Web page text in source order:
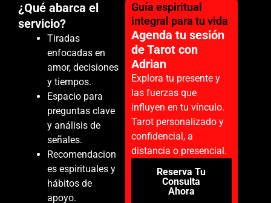
¿Qué abarca el
servicio?
Tiradas
enfocadas en
amor, decisiones
y tiempos.
Espacio para
preguntas clave
y análisis de
señales.
Recomendacion
es espirituales y
hábitos de
apoyo.
Guía espiritual
integral para tu vida
Agenda tu sesión
de Tarot con
Adrian
Explora tu presente y
las fuerzas que
influyen en tu vínculo.
Tarot personalizado y
confidencial, a
distancia o presencial.
Reserva Tu
Consulta
Ahora